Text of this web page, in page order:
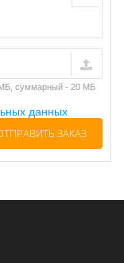
МБ, суммарный - 20 МБ
данных